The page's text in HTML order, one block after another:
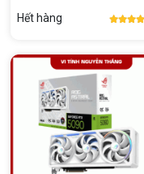
Hết hàng